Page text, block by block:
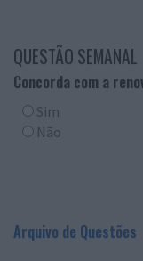
QUESTÃO SEMANAL
Concorda com a
Sim
Não
Arquivo de Questões